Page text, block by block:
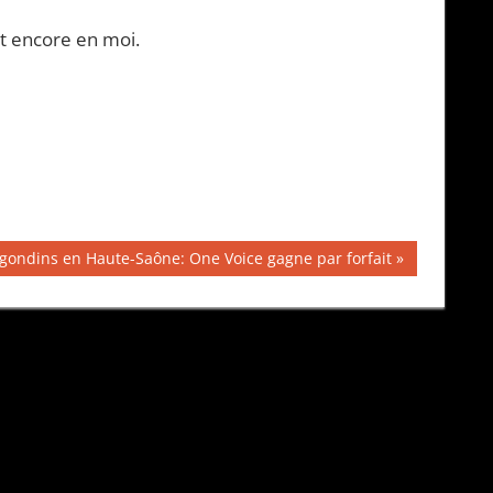
encore en moi.
en Haute-Saône: One Voice gagne par forfait